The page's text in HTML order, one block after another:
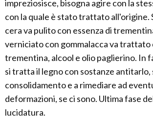
impreziosisce, bisogna agire con la
con la quale è stato trattato all'origine.
cera va pulito con essenza di
verniciato con gommalacca va trattato
trementina, alcool e olio paglierino. In
si tratta il legno con sostanze antitarlo,
consolidamento e a rimediare ad
deformazioni, se ci sono. Ultima fase
lucidatura.